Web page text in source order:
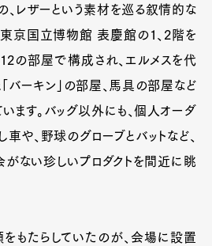
、レザーという素材を巡る叙情的な
東京国立博物館 表慶館の1、2階を
の部屋で構成され、エルメスを代
「バーキン」の部屋、馬具の部屋など
ます。バッグ以外にも、個人オーダ
や、野球のグローブとバットなど、
がない珍しいプロダクトを間近に眺
をもたらしていたのが、会場に設置